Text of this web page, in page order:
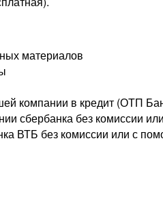
компании в кредит (ОТП
сбербанка без комиссии
ВТБ без комиссии или с